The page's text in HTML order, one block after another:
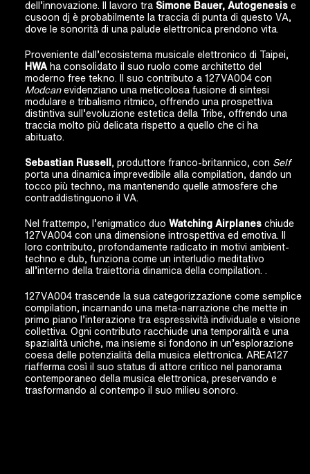
dell’innovazione. Il lavoro tra Simone Bauer, Autogenesis e
cusoon dj è probabilmente la traccia di punta di questo VA,
dove le sonorità di una palude elettronica prendono vita.
Proveniente dall’ecosistema musicale elettronico di Taipei,
HWA ha consolidato il suo ruolo come architetto del
moderno free tekno. Il suo contributo a 127VA004 con
Modcanevidenziano una meticolosa fusione di sintesi
modulare e tribalismo ritmico, offrendo una prospettiva
distintiva sull’evoluzione estetica della Tribe, offrendo una
traccia molto più delicata rispetto a quello che ci ha
abituato.
Sebastian Russell , produttore franco-britannico, con Self
porta una dinamica imprevedibile alla compilation, dando un
tocco più techno, ma mantenendo quelle atmosfere che
contraddistinguono il VA.
Nel frattempo, l’enigmatico duo Watching Airplanes chiude
127VA004 con una dimensione introspettiva ed emotiva. Il
loro contributo, profondamente radicato in motivi ambient-
techno e dub, funziona come un interludio meditativo
all’interno della traiettoria dinamica della compilation. .
127VA004 trascende la sua categorizzazione come semplice
compilation, incarnando una meta-narrazione che mette in
primo piano l’interazione tra espressività individuale e visione
collettiva. Ogni contributo racchiude una temporalità e una
spazialità uniche, ma insieme si fondono in un’esplorazione
coesa delle potenzialità della musica elettronica. AREA127
riafferma così il suo status di attore critico nel panorama
contemporaneo della musica elettronica, preservando e
trasformando al contempo il suo milieu sonoro.